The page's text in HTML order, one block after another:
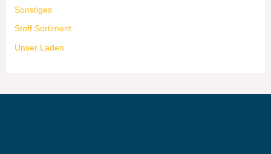
Sonstiges
Stoff Sortiment
Unser Laden